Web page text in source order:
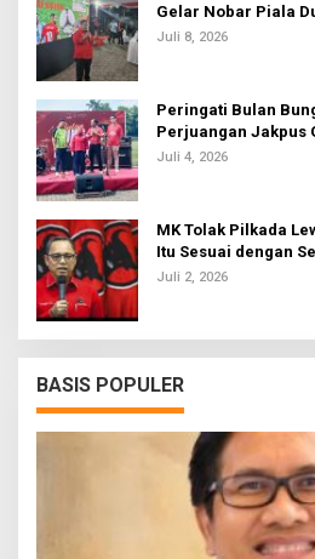
Gelar Nobar Piala
Juli 8, 2026
Peringati Bulan
Perjuangan Jakpus
Bola U-20
Juli 4, 2026
MK Tolak Pilkada
Itu Sesuai dengan
Juli 2, 2026
BASIS POPULER